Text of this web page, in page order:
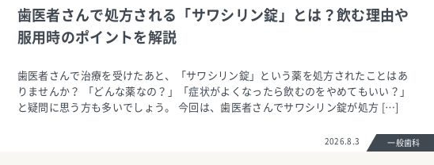
歯医者さんで処方される「サワシリン錠」とは？飲む理由や
服用時のポイントを解説
歯医者さんで治療を受けたあと、「サワシリン錠」という薬を処方されたことはあ
りませんか？ 「どんな薬なの？」「症状がよくなったら飲むのをやめてもいい？」
と疑問に思う方も多いでしょう。 今回は、歯医者さんでサワシリン錠が処方 […]
2026.8.3 一般歯科